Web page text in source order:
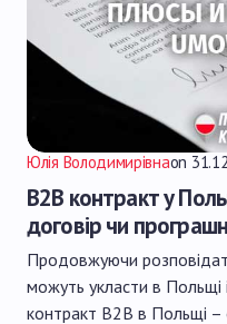
Юлія Володимирівнаon
B2B контракт у
договір чи
Продовжуючи
можуть укласти в Польщі
контракт B2B в Польщі